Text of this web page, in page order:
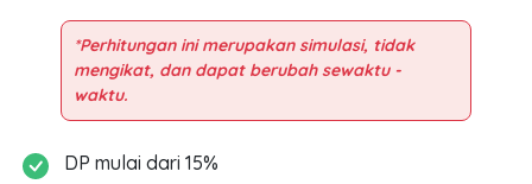
*Perhitungan ini merupakan simulasi, tidak
mengikat, dan dapat berubah sewaktu -
DP mulai dari 15%